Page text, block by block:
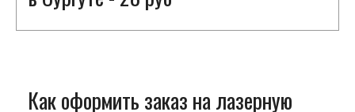
Как оформить заказ на лазерную